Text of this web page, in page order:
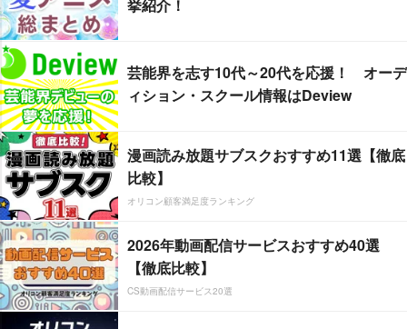
挙紹介！
芸能界を志す10代～20代を応援！ オーデ
ィション・スクール情報はDeview
漫画読み放題サブスクおすすめ11選【徹底
比較】
オリコン顧客満足度ランキング
2026年動画配信サービスおすすめ40選
【徹底比較】
CS動画配信サービス20選